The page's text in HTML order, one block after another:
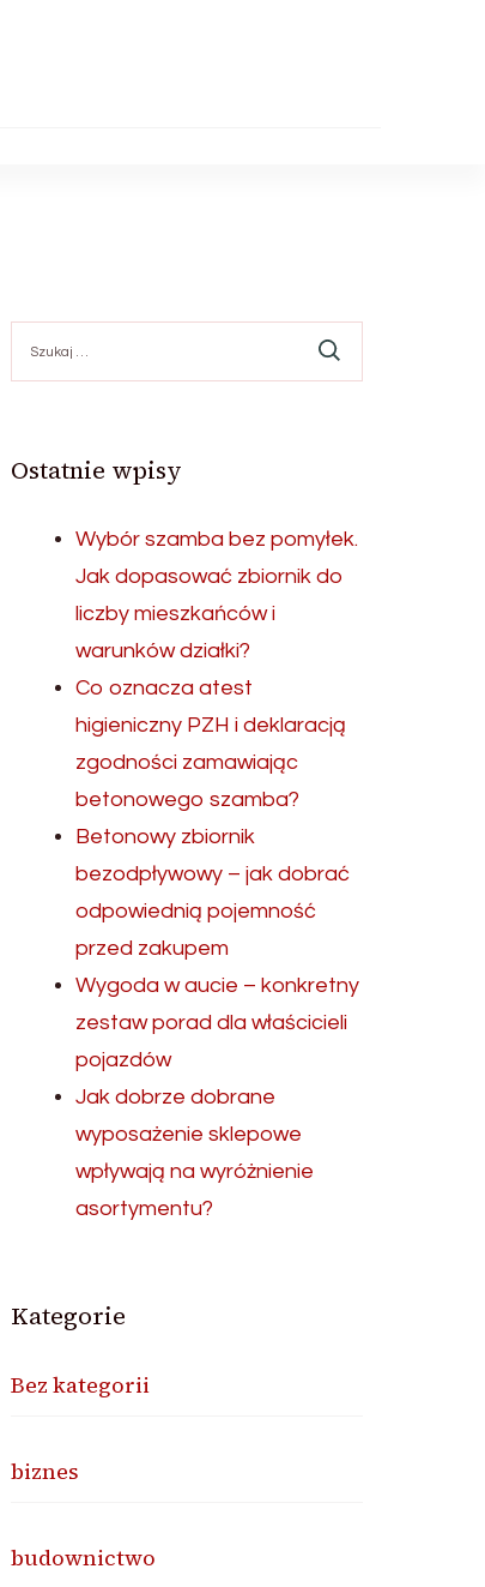
Ostatnie wpisy
Wybór szamba bez pomyłek.
Jak dopasować zbiornik do
liczby mieszkańców i
warunków działki?
Co oznacza atest
higieniczny PZH i deklaracją
zgodności zamawiając
betonowego szamba?
Betonowy zbiornik
bezodpływowy – jak dobrać
odpowiednią pojemność
przed zakupem
Wygoda w aucie – konkretny
zestaw porad dla właścicieli
pojazdów
Jak dobrze dobrane
wyposażenie sklepowe
wpływają na wyróżnienie
asortymentu?
Kategorie
Bez kategorii
biznes
budownictwo